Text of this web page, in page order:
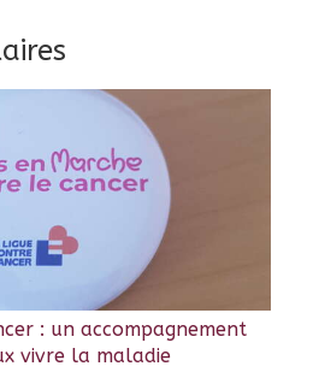
: un accompagnement
vivre la maladie